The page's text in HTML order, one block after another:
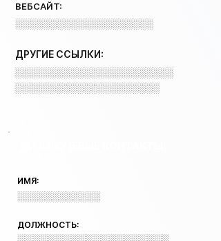
ВЕБСАЙТ:
░░░░░░░░░░░░░░░░░░░░
ДРУГИЕ ССЫЛКИ:
░░░░░░░░░░░░░░░░░░░░░░░
░░░░░░░░░░░░░░░░░░░░░
ИМЯ:
░░░░░░░░░░░░
ДОЛЖНОСТЬ: